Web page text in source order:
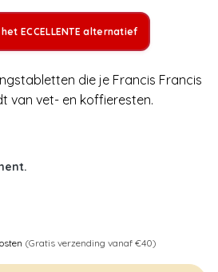
ECCELLENTE alternatief
die je Francis Francis
van vet- en koffieresten.
(Gratis verzending vanaf €40)